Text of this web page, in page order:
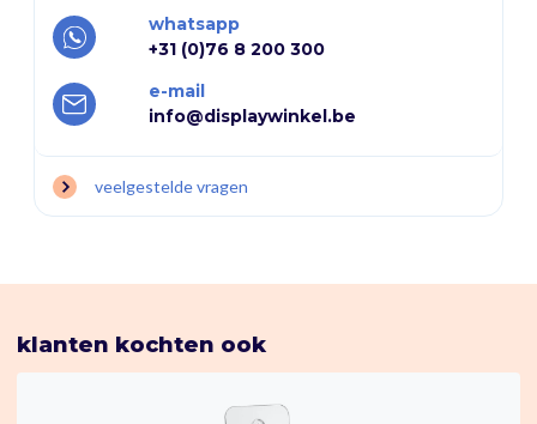
whatsapp
+31 (0)76 8 200 300
e-mail
info@displaywinkel.be
veelgestelde vragen
klanten kochten ook